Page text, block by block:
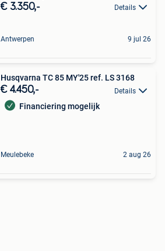
€ 3.350,- Details
Antwerpen 9 jul 26
Husqvarna TC 85 MY'25 ref. LS 3168
€ 4.450,- Details
Financiering mogelijk
Meulebeke 2 aug 26